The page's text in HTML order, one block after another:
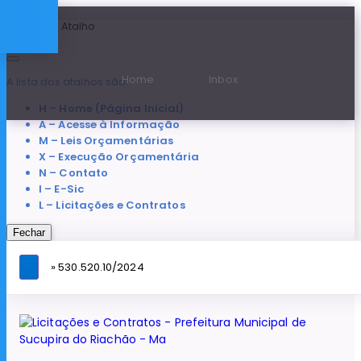
» 530.520.10/2024
Teclas de Atalho
A lista dos atalhos são:
H – Home (Página Inicial)
A – Acesse à Informação
M – Leis Orçamentárias
X – Execução Orçamentária
N – Contato
I – E-Sic
L – Licitações e Contratos
Fechar
Home Inbox